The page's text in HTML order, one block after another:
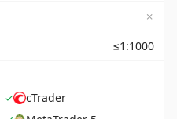
✗
≤1:1000
✓
cTrader